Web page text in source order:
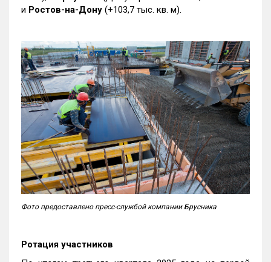
и Ростов-на-Дону (+103,7 тыс. кв. м).
Фото предоставлено пресс-службой компании Брусника
Ротация участников